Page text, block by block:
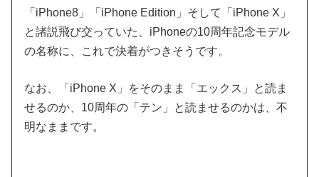
「iPhone8」「iPhone Edition」そして「iPhone X」
と諸説飛び交っていた、iPhoneの10周年記念モデル
の名称に、これで決着がつきそうです。
なお、「iPhone X」をそのまま「エックス」と読ま
せるのか、10周年の「テン」と読ませるのかは、不
明なままです。